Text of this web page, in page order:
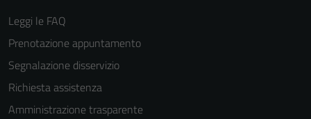
Leggi le FAQ
Prenotazione appuntamento
Segnalazione disservizio
Richiesta assistenza
Amministrazione trasparente